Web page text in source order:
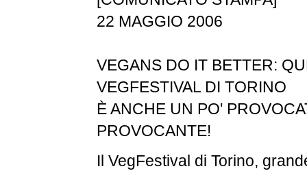
22 MAGGIO 2006
VEGANS DO IT BETTER:
VEGFESTIVAL DI TORINO
È ANCHE UN PO'
PROVOCANTE!
Il VegFestival di Torino,